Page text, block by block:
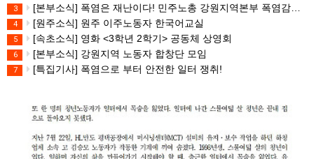
3 [본부소식] 폭염은 재난이다! 민주노총 강원지역본부 폭염감시단 선포 기자회견
4 [원주소식] 원주 이주노동자 한국어교실
5 [속초소식] 영화 <3학년 2학기> 공동체 상영회
6 [본부소식] 강원지역 노동자 합창단 모임
7 [특집기사] 폭염으로 부터 안전한 일터 쟁취!